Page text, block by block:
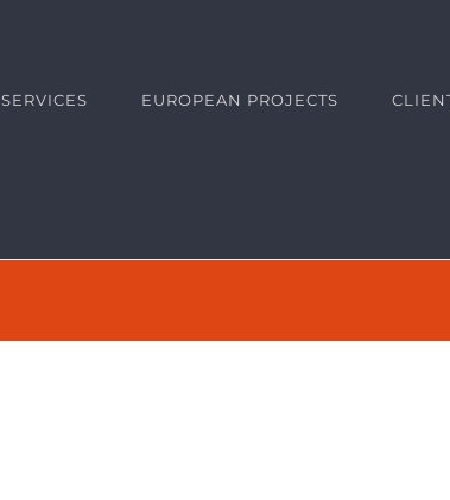
SERVICES EUROPEAN PROJECTS